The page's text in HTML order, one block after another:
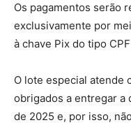
Os pagamentos serão
exclusivamente por
à chave Pix do tipo
O lote especial atende
obrigados a entregar a
de 2025 e, por isso,